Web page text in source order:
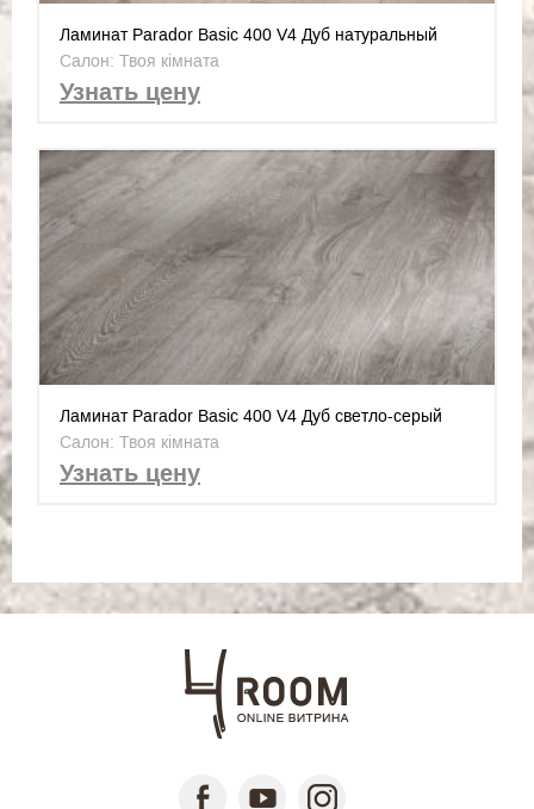
Ламинат Parador Basic 400 V4 Дуб натуральный
серый 1593798
Салон: Твоя кімната
Узнать цену
Ламинат Parador Basic 400 V4 Дуб светло-серый
1426530
Салон: Твоя кімната
Узнать цену